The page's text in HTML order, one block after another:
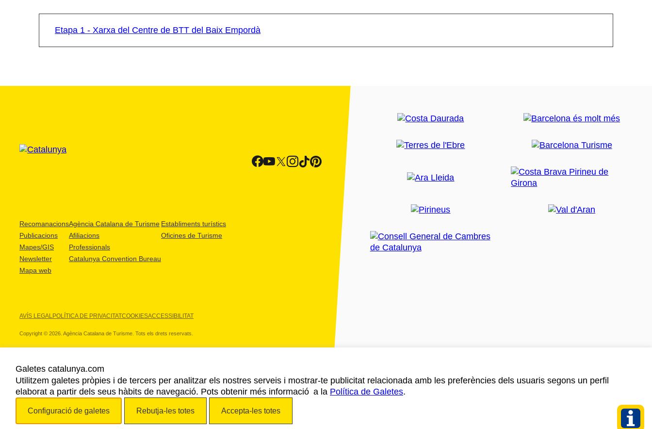
Etapa 1 - Xarxa del Centre de BTT del Baix Empordà
Recomanacions
Publicacions
Mapes/GIS
Newsletter
Mapa web
Agència Catalana de Turisme
Afiliacions
Professionals
Catalunya Convention Bureau
Establiments turístics
Oficines de Turisme
AVÍS LEGALPOLÍTICA DE PRIVACITATCOOKIESACCESSIBILITAT
Copyright © 2026. Agència Catalana de Turisme. Tots els drets reservats.
ELS NOSTRES PARTNERS
Galetes catalunya.com
Utilitzem galetes pròpies i de tercers per analitzar els nostres serveis i mostrar-te publicitat relacionada amb les preferències dels usuaris segons un perfil
elaborat a partir dels seus hàbits de navegació. Pots obtenir més informació a la Política de Galetes.
Configuració de galetes Rebutja-les totes Accepta-les totes